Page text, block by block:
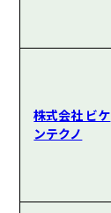
株式会社 ビケ
ンテクノ